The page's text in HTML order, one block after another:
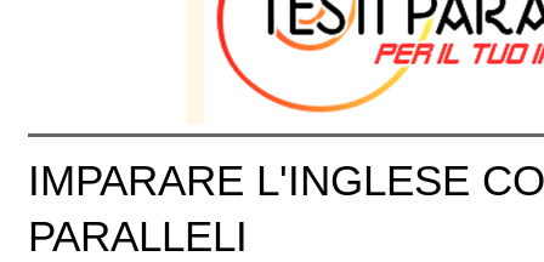
IMPARARE L'INGLESE
PARALLELI